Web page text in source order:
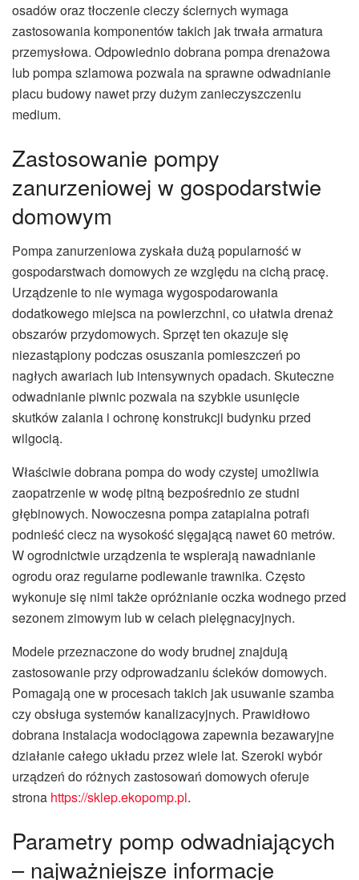
osadów oraz tłoczenie cieczy ściernych wymaga
zastosowania komponentów takich jak trwała armatura
przemysłowa. Odpowiednio dobrana pompa drenażowa
lub pompa szlamowa pozwala na sprawne odwadnianie
placu budowy nawet przy dużym zanieczyszczeniu
medium.
Zastosowanie pompy
zanurzeniowej w gospodarstwie
domowym
Pompa zanurzeniowa zyskała dużą popularność w
gospodarstwach domowych ze względu na cichą pracę.
Urządzenie to nie wymaga wygospodarowania
dodatkowego miejsca na powierzchni, co ułatwia drenaż
obszarów przydomowych. Sprzęt ten okazuje się
niezastąpiony podczas osuszania pomieszczeń po
nagłych awariach lub intensywnych opadach. Skuteczne
odwadnianie piwnic pozwala na szybkie usunięcie
skutków zalania i ochronę konstrukcji budynku przed
wilgocią.
Właściwie dobrana pompa do wody czystej umożliwia
zaopatrzenie w wodę pitną bezpośrednio ze studni
głębinowych. Nowoczesna pompa zatapialna potrafi
podnieść ciecz na wysokość sięgającą nawet 60 metrów.
W ogrodnictwie urządzenia te wspierają nawadnianie
ogrodu oraz regularne podlewanie trawnika. Często
wykonuje się nimi także opróżnianie oczka wodnego przed
sezonem zimowym lub w celach pielęgnacyjnych.
Modele przeznaczone do wody brudnej znajdują
zastosowanie przy odprowadzaniu ścieków domowych.
Pomagają one w procesach takich jak usuwanie szamba
czy obsługa systemów kanalizacyjnych. Prawidłowo
dobrana instalacja wodociągowa zapewnia bezawaryjne
działanie całego układu przez wiele lat. Szeroki wybór
urządzeń do różnych zastosowań domowych oferuje
strona https://sklep.ekopomp.pl.
Parametry pomp odwadniających
– najważniejsze informacje